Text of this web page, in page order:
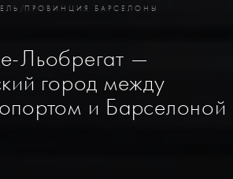
/ПРОВИНЦИЯ БАРСЕЛОНЫ
Льобрегат —
город между
и Барселоной